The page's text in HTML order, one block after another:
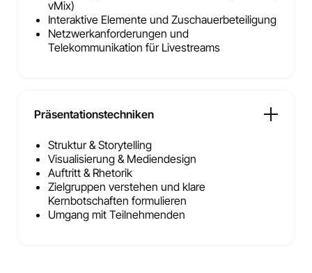
vMix)
Interaktive Elemente und Zuschauerbeteiligung
Netzwerkanforderungen und
Telekommunikation für Livestreams
Präsentationstechniken
Struktur & Storytelling
Visualisierung & Mediendesign
Auftritt & Rhetorik
Zielgruppen verstehen und klare
Kernbotschaften formulieren
Umgang mit Teilnehmenden